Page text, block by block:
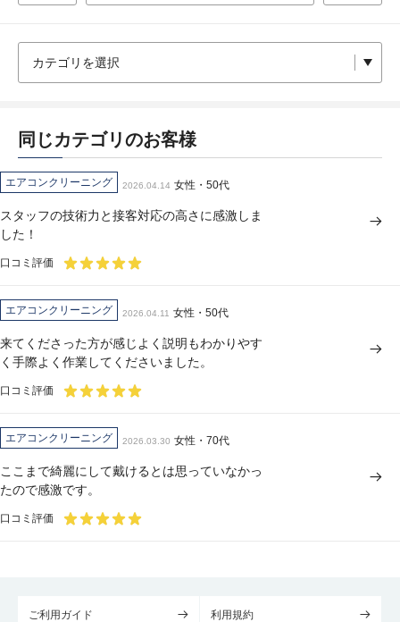
同じカテゴリのお客様
エアコンクリーニング 2026.04.14 女性・50代
スタッフの技術力と接客対応の高さに感激しま
した！
口コミ評価
エアコンクリーニング 2026.04.11 女性・50代
来てくださった方が感じよく説明もわかりやす
く手際よく作業してくださいました。
口コミ評価
エアコンクリーニング 2026.03.30 女性・70代
ここまで綺麗にして戴けるとは思っていなかっ
たので感激です。
口コミ評価
ご利用ガイド 利用規約